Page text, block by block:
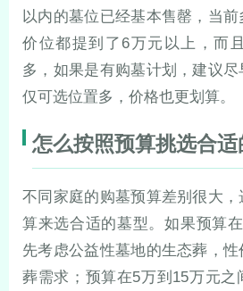
以内的墓位已经基本售罄，当
价位都提到了6万元以上，而
多，如果是有购墓计划，建议
仅可选位置多，价格也更划算。
怎么按照预算挑选合
不同家庭的购墓预算差别很大
算来选合适的墓型。如果预算
先考虑公益性墓地的生态葬，
葬需求；预算在5万到15万元之